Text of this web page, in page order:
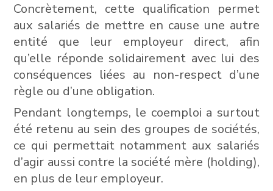
Concrètement, cette qualification permet
aux salariés de mettre en cause une autre
entité que leur employeur direct, afin
qu’elle réponde solidairement avec lui des
conséquences liées au non-respect d’une
règle ou d’une obligation.
Pendant longtemps, le coemploi a surtout
été retenu au sein des groupes de sociétés,
ce qui permettait notamment aux salariés
d’agir aussi contre la société mère (holding),
en plus de leur employeur.